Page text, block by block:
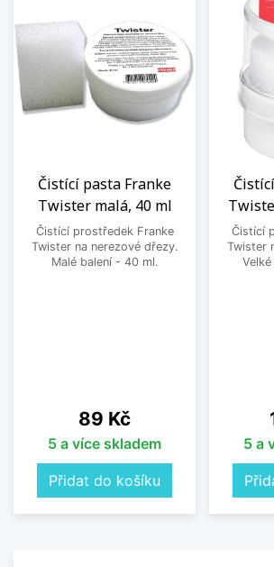
Čistící pasta Franke
Twister malá, 40 ml
Čistící prostředek Franke
Twister na nerezové dřezy.
Malé balení - 40 ml.
Cena
89 Kč
5 a více skladem
Přidat do košíku
Čistící
Twister
5 a